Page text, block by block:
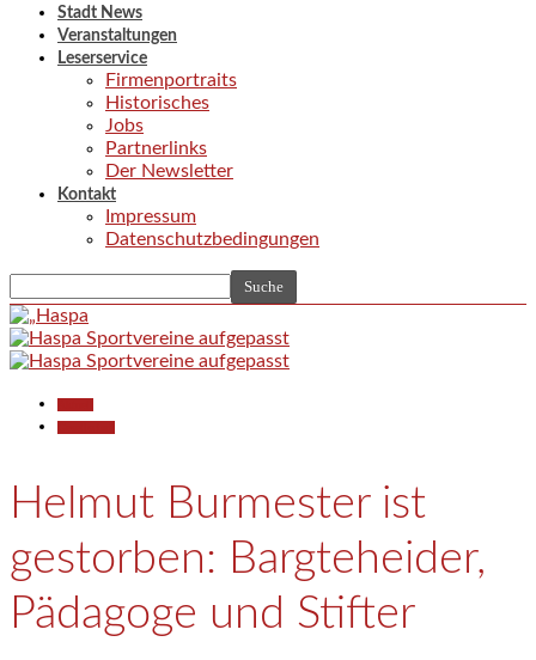
Stadt News
Veranstaltungen
Leserservice
Firmenportraits
Historisches
Jobs
Partnerlinks
Der Newsletter
Kontakt
Impressum
Datenschutzbedingungen
Helmut Burmester ist
gestorben: Bargteheider,
Pädagoge und Stifter